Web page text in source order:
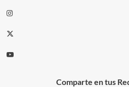
Comparte en tus